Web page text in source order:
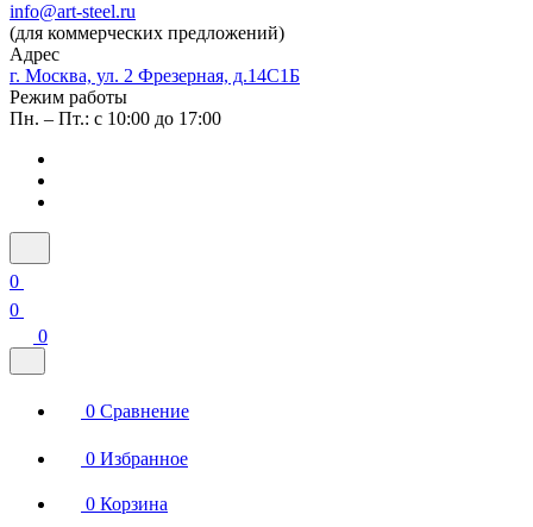
info@art-steel.ru
(для коммерческих предложений)
Адрес
г. Москва, ул. 2 Фрезерная, д.14С1Б
Режим работы
Пн. – Пт.: с 10:00 до 17:00
0
0
0
0 Сравнение
0 Избранное
0 Корзина